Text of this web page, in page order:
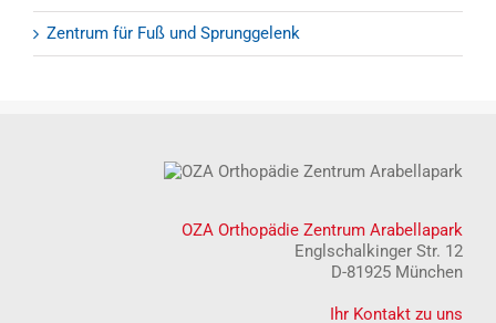
Zentrum für Fuß und Sprunggelenk
OZA Orthopädie Zentrum Arabellapark
Englschalkinger Str. 12
D-81925 München
Ihr Kontakt zu uns